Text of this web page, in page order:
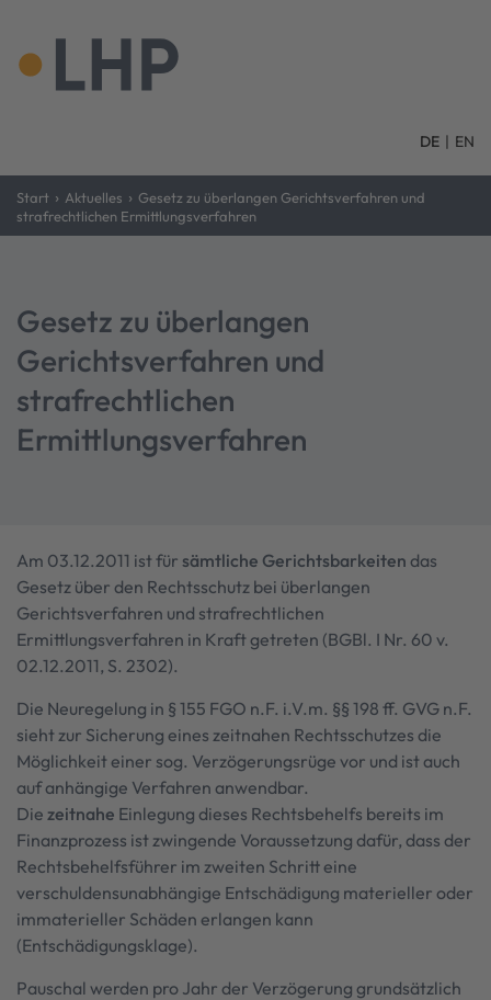
DE | EN
Start › Aktuelles › Gesetz zu überlangen Gerichtsverfahren und
strafrechtlichen Ermittlungsverfahren
Gesetz zu überlangen
Gerichtsverfahren und
strafrechtlichen
Ermittlungsverfahren
Am 03.12.2011 ist für sämtliche Gerichtsbarkeiten das
Gesetz über den Rechtsschutz bei überlangen
Gerichtsverfahren und strafrechtlichen
Ermittlungsverfahren in Kraft getreten (BGBl. I Nr. 60 v.
02.12.2011, S. 2302).
Die Neuregelung in § 155 FGO n.F. i.V.m. §§ 198 ff. GVG n.F.
sieht zur Sicherung eines zeitnahen Rechtsschutzes die
Möglichkeit einer sog. Verzögerungsrüge vor und ist auch
auf anhängige Verfahren anwendbar.
Die zeitnahe Einlegung dieses Rechtsbehelfs bereits im
Finanzprozess ist zwingende Voraussetzung dafür, dass der
Rechtsbehelfsführer im zweiten Schritt eine
verschuldensunabhängige Entschädigung materieller oder
immaterieller Schäden erlangen kann
(Entschädigungsklage).
Pauschal werden pro Jahr der Verzögerung grundsätzlich